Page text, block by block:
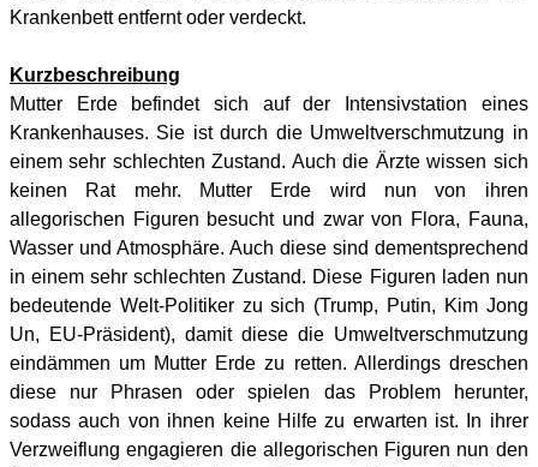
Krankenbett entfernt oder verdeckt.
Kurzbeschreibung
Mutter Erde befindet sich auf der Intensivstation eines
Krankenhauses. Sie ist durch die Umweltverschmutzung in
einem sehr schlechten Zustand. Auch die Ärzte wissen sich
keinen Rat mehr. Mutter Erde wird nun von ihren
allegorischen Figuren besucht und zwar von Flora, Fauna,
Wasser und Atmosphäre. Auch diese sind dementsprechend
in einem sehr schlechten Zustand. Diese Figuren laden nun
bedeutende Welt-Politiker zu sich (Trump, Putin, Kim Jong
Un, EU-Präsident), damit diese die Umweltverschmutzung
eindämmen um Mutter Erde zu retten. Allerdings dreschen
diese nur Phrasen oder spielen das Problem herunter,
sodass auch von ihnen keine Hilfe zu erwarten ist. In ihrer
Verzweiflung engagieren die allegorischen Figuren nun den